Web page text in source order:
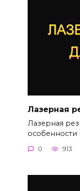
Лазерная
Лазерная
0 913